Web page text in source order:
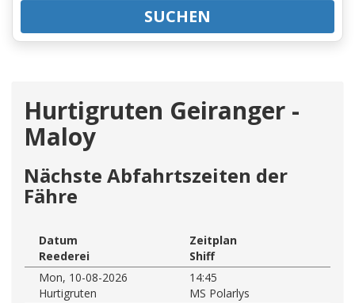
SUCHEN
Hurtigruten Geiranger -
Maloy
Nächste Abfahrtszeiten der
Fähre
Datum
Zeitplan
Reederei
Shiff
Mon, 10-08-2026
14:45
Hurtigruten
MS Polarlys